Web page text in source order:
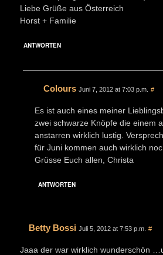
Liebe Grüße aus Österreich
Horst + Familie
ANTWORTEN
Colours Juni 7, 2012 at 7:03 p.m. #
Es ist auch eines meiner
zwei schwarze Knöpfe die einem
anstarren wirklich lustig.
für Juni kommen auch wirklich
Grüsse Euch allen, Christa
ANTWORTEN
Betty Bossi Juli 5, 2012 at 7:53 p.m. #
Jaaa der war wirklich wunderschön